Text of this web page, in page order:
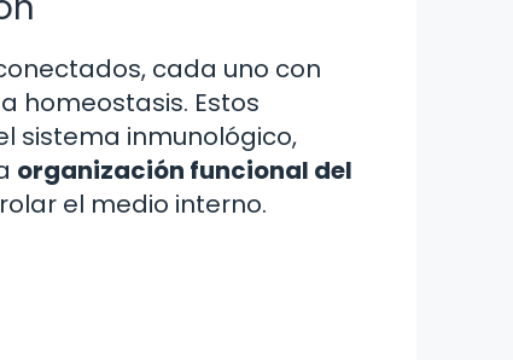
cada uno con
homeostasis. Estos
sistema inmunológico,
organización funcional del
el medio interno.